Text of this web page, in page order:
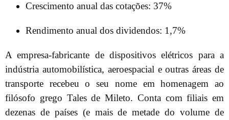
Crescimento anual das cotações: 37%
Rendimento anual dos dividendos: 1,7%
A empresa-fabricante de dispositivos elétricos para a
indústria automobilística, aeroespacial e outras áreas de
transporte recebeu o seu nome em homenagem ao
filósofo grego Tales de Mileto. Conta com filiais em
dezenas de países (e mais de metade do volume de